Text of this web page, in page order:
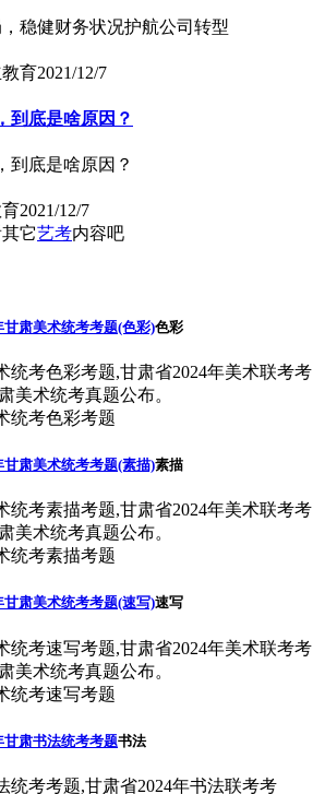
稳健财务状况护航公司转型
育2021/12/7
到底是啥原因？
到底是啥原因？
2021/12/7
它艺考内容吧
甘肃美术统考考题(色彩)色彩
统考色彩考题,甘肃省2024年美术联考考
美术统考真题公布。
甘肃美术统考考题(素描)素描
统考素描考题,甘肃省2024年美术联考考
美术统考真题公布。
甘肃美术统考考题(速写)速写
统考速写考题,甘肃省2024年美术联考考
美术统考真题公布。
甘肃书法统考考题书法
统考考题,甘肃省2024年书法联考考